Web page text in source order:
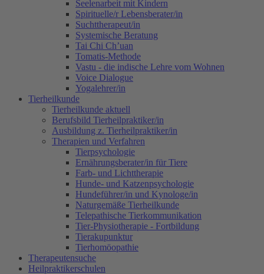
Seelenarbeit mit Kindern
Spirituelle/r Lebensberater/in
Suchttherapeut/in
Systemische Beratung
Tai Chi Ch’uan
Tomatis-Methode
Vastu - die indische Lehre vom Wohnen
Voice Dialogue
Yogalehrer/in
Tierheilkunde
Tierheilkunde aktuell
Berufsbild Tierheilpraktiker/in
Ausbildung z. Tierheilpraktiker/in
Therapien und Verfahren
Tierpsychologie
Ernährungsberater/in für Tiere
Farb- und Lichttherapie
Hunde- und Katzenpsychologie
Hundeführer/in und Kynologe/in
Naturgemäße Tierheilkunde
Telepathische Tierkommunikation
Tier-Physiotherapie - Fortbildung
Tierakupunktur
Tierhomöopathie
Therapeutensuche
Heilpraktikerschulen